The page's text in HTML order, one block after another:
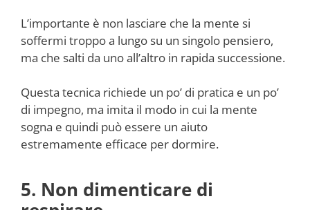
L’importante è non lasciare che la mente si
soffermi troppo a lungo su un singolo pensiero,
ma che salti da uno all’altro in rapida successione.
Questa tecnica richiede un po’ di pratica e un po’
di impegno, ma imita il modo in cui la mente
sogna e quindi può essere un aiuto
estremamente efficace per dormire.
5. Non dimenticare di